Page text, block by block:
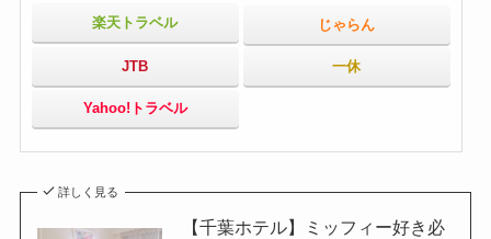
楽天トラベル じゃらん
JTB 一休
Yahoo!トラベル
詳しく見る
【千葉ホテル】ミッフィー好き必